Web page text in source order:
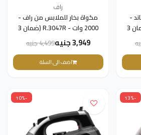
-
2000 وات - R.3048R (ضمان 3
راف
مكواة بخار للملابس من راف -
2000 وات - R.3047R (ضمان 3
سنوات) 3,949 جنيه 4,499 جنيه
اضف الى السلة
-13%
-10%